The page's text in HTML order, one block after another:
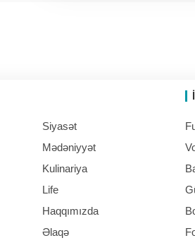
Siyasət
Mədəniyyət
Kulinariya
Life
Haqqımızda
Əlaqə